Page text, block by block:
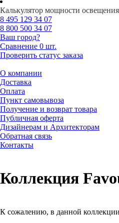
Калькулятор мощности освещения
8 495 129 34 07
8 800 500 34 07
Ваш город?
Сравнение 0 шт.
Проверить статус заказа
О компании
Доставка
Оплата
Пункт самовывоза
Получение и возврат товара
Публичная оферта
Дизайнерам и Архитекторам
Обратная связь
Контакты
Коллекция
К сожалению, в данной